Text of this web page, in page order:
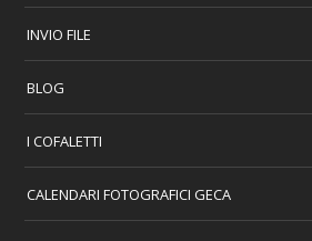
INVIO FILE
BLOG
I COFALETTI
CALENDARI FOTOGRAFICI GECA